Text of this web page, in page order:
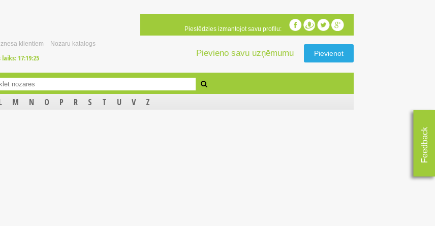
klientiem Nozaru katalogs
laiks: 17:19:25
Pieslēdzies izmantojot savu profilu:
Pievieno savu uzņēmumu Pievienot
Feedback
M N O P R S T U V Z